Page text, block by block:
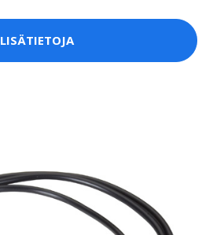
LISÄTIETOJA